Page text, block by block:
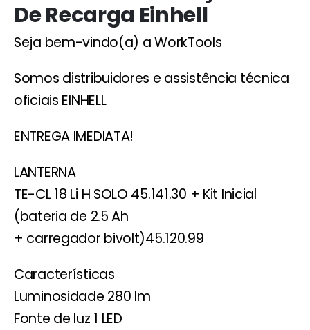
De Recarga Einhell
Seja bem-vindo(a) a WorkTools
Somos distribuidores e assistência técnica
oficiais EINHELL
ENTREGA IMEDIATA!
LANTERNA
TE-CL 18 Li H SOLO 45.141.30 + Kit Inicial
(bateria de 2.5 Ah
+ carregador bivolt)45.120.99
Características
Luminosidade 280 Im
Fonte de luz 1 LED